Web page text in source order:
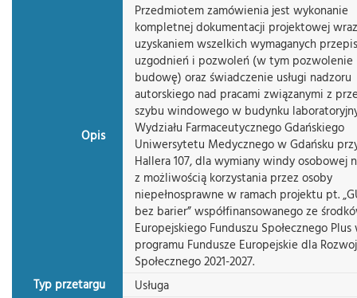
Opis
Przedmiotem zamówienia jest wykonanie
kompletnej dokumentacji projektowej
uzyskaniem wszelkich wymaganych
uzgodnień i pozwoleń (w tym pozwolenie
budowę) oraz świadczenie usługi nadzoru
autorskiego nad pracami związanymi z
szybu windowego w budynku
Wydziału Farmaceutycznego Gdańskiego
Uniwersytetu Medycznego w Gdańsku
Hallera 107, dla wymiany windy osobowej
z możliwością korzystania przez osoby
niepełnosprawne w ramach projektu pt.
bez barier” współfinansowanego ze
Europejskiego Funduszu Społecznego
programu Fundusze Europejskie dla
Społecznego 2021-2027.
Typ przetargu
Usługa